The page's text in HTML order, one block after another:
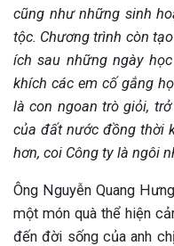
cũng như những sinh
tộc. Chương trình còn
ích sau những ngày
khích các em cố gắng
là con ngoan trò giỏi,
của đất nước đồng thời
hơn, coi Công ty là ngôi
Ông Nguyễn Quang
một món quà thể hiện
đến đời sống của anh